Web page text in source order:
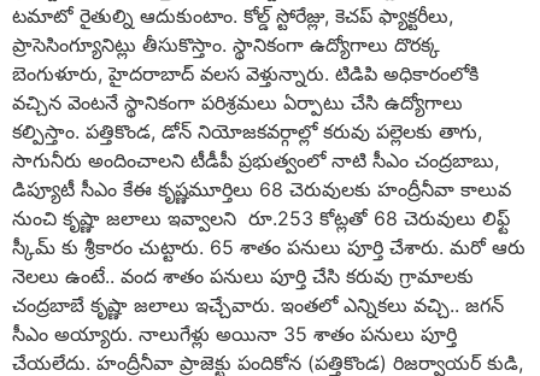
టమాటో రైతుల్ని ఆదుకుంటాం. కోల్డ్ స్టోరేజ్లు, కెచప్ ఫ్యాక్టరీలు,
ప్రాసెసింగ్యూనిట్లు తీసుకొస్తాం. స్థానికంగా ఉద్యోగాలు దొరక్క
బెంగుళూరు, హైదరాబాద్ వలస వెళ్తున్నారు. టిడిపి అధికారంలోకి
వచ్చిన వెంటనే స్థానికంగా పరిశ్రమలు ఏర్పాటు చేసి ఉద్యోగాలు
కల్పిస్తాం. పత్తికొండ, డోన్ నియోజకవర్గాల్లో కరువు పల్లెలకు తాగు,
సాగునీరు అందించాలని టీడీపీ ప్రభుత్వంలో నాటి సీఎం చంద్రబాబు,
డిప్యూటీ సీఎం కేఈ కృష్ణమూర్తిలు 68 చెరువులకు హంద్రీనీవా కాలువ
నుంచి కృష్ణా జలాలు ఇవ్వాలని రూ.253 కోట్లతో 68 చెరువులు లిఫ్ట్
స్కీమ్ కు శ్రీకారం చుట్టారు. 65 శాతం పనులు పూర్తి చేశారు. మరో ఆరు
నెలలు ఉంటే.. వంద శాతం పనులు పూర్తి చేసి కరువు గ్రామాలకు
చంద్రబాబే కృష్ణా జలాలు ఇచ్చేవారు. ఇంతలో ఎన్నికలు వచ్చి.. జగన్
సీఎం అయ్యారు. నాలుగేళ్లు అయినా 35 శాతం పనులు పూర్తి
చేయలేదు. హంద్రీనీవా ప్రాజెక్టు పందికోన (పత్తికొండ) రిజర్వాయర్ కుడి,